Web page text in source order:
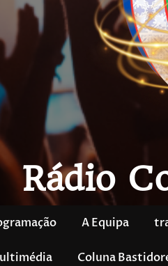
Rádio
A Equipa
Coluna